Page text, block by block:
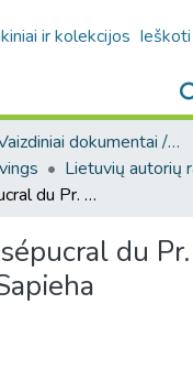
ir kolekcijos
4.3. Vaizdiniai dokumentai / Visual documents
Monument sépucral du Pr. Alexandre Sapieha
du Pr.